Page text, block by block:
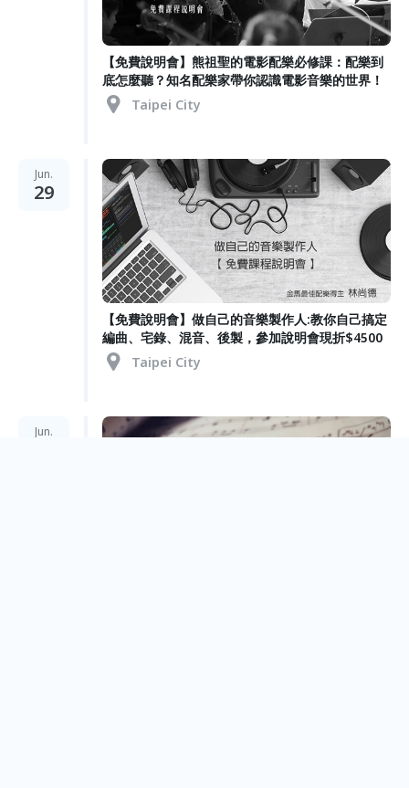
【免費說明會】熊祖聖的電影配樂必修課：配樂到
底怎麼聽？知名配樂家帶你認識電影音樂的世界！
Taipei City
Jun.
29
【免費說明會】做自己的音樂製作人:教你自己搞定
編曲、宅錄、混音、後製，參加說明會現折$4500
Taipei City
Jun.